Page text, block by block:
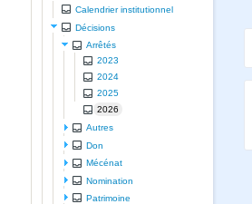
Calendrier institutionnel
Décisions
Arrêtés
2023
2024
2025
2026
Autres
Don
Mécénat
Nomination
Patrimoine